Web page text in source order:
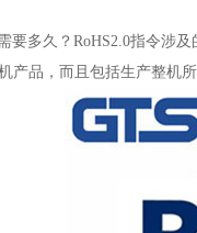
要多久？RoHS2.0指令涉
产品，而且包括生产整机